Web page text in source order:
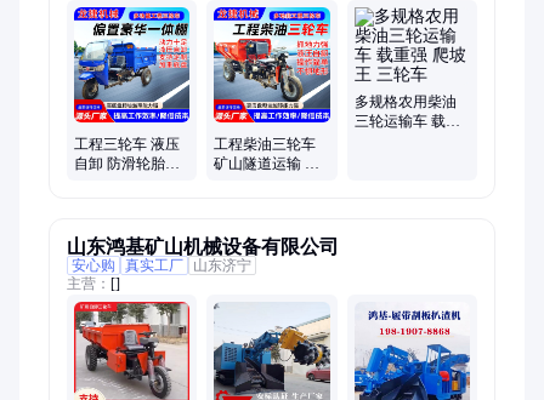
翻斗车、大前脸三轮车、工程款三轮车、柴油三轮车、农用三轮
车、全封闭三轮车、四驱工程车、四驱工程农用运输车、四驱运
输车
工程三轮车 液压
自卸 防滑轮胎爬
工程柴油三轮车
矿山隧道运输 大
多规格农用柴油
三轮运输车 载重
山东鸿基矿山机械设备有限公司
安心购 真实工厂
山东济宁
主营： []